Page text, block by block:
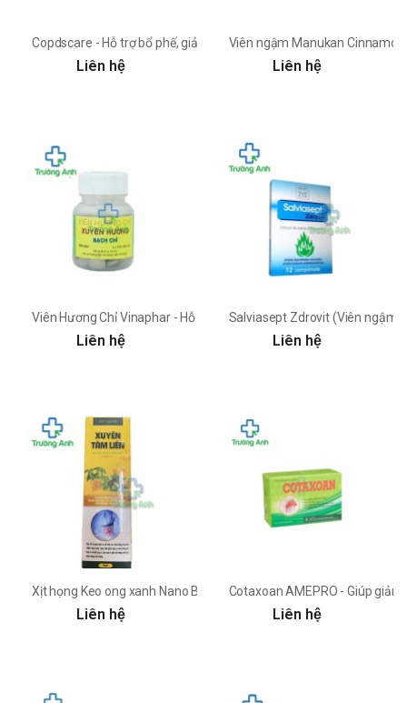
Copdscare - Hỗ trợ bổ phế, giảm ho hiệu quả
Liên hệ
Viên ngậm Manukan
Liên hệ
Viên Hương Chỉ Vinaphar - Hỗ trợ điều trị cảm cúm, cảm lạnh
Liên hệ
Salviasept Zdrovit (Viên ngậm)
Liên hệ
Xịt họng Keo ong xanh Nano Bạc H2CV - Hỗ trợ phòng ngừa bệnh
Liên hệ
Cotaxoan AMEPRO - Giúp
Liên hệ